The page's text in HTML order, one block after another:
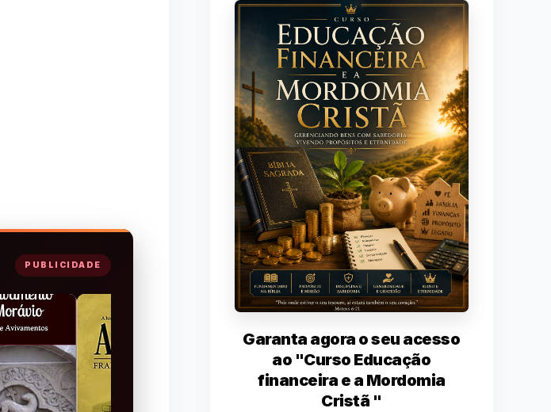
PUBLICIDADE
Garanta agora o seu acesso
ao "Curso Educação
financeira e a Mordomia
Cristã "